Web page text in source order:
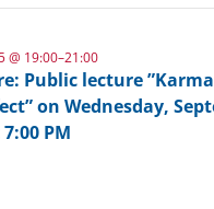
Public lecture ”Karma
on Wednesday,
PM
@ 19:00–21:00